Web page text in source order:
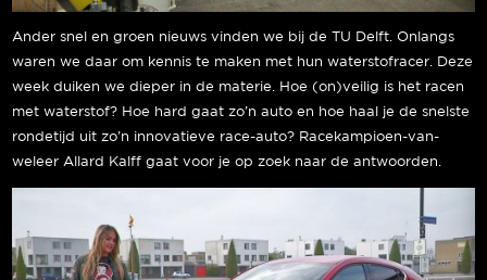
Ander snel en groen nieuws vinden we bij de TU Delft. Onlangs
waren we daar om kennis te maken met hun waterstofracer. Deze
week duiken we dieper in de materie. Hoe (on)veilig is het racen
met waterstof? Hoe hard gaat zo’n auto en hoe haal je de snelste
rondetijd uit zo’n innovatieve race-auto? Racekampioen-van-
weleer Allard Kalff gaat voor je op zoek naar de antwoorden.